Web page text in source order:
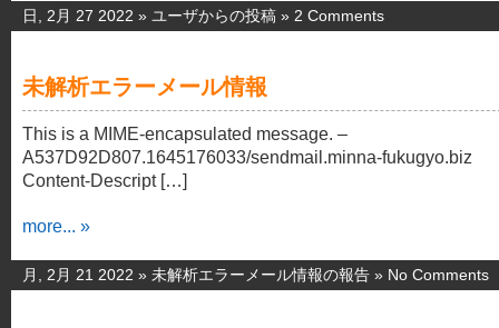
日, 2月 27 2022 » ユーザからの投稿 » 2 Comments
未解析エラーメール情報
This is a MIME-encapsulated message. –
A537D92D807.1645176033/sendmail.minna-fukugyo.biz
Content-Descript […]
more... »
月, 2月 21 2022 » 未解析エラーメール情報の報告 » No Comments